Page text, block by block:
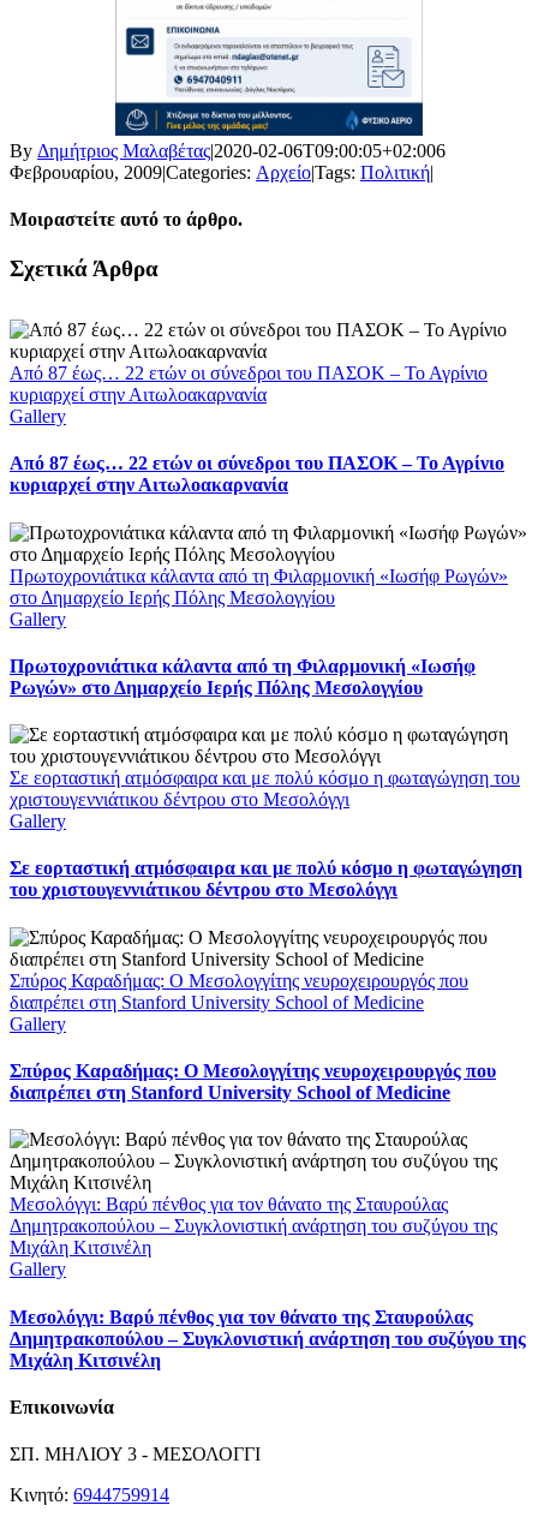
By Δημήτριος Μαλαβέτας|2020-02-06T09:00:05+02:006
Φεβρουαρίου, 2009|Categories: Αρχείο|Tags: Πολιτική|
Μοιραστείτε αυτό το άρθρο.
Facebook
X
LinkedIn
WhatsApp
Email
Σχετικά Άρθρα
Από 87 έως… 22 ετών οι σύνεδροι του ΠΑΣΟΚ – Το Αγρίνιο
κυριαρχεί στην Αιτωλοακαρνανία
Gallery
Από 87 έως… 22 ετών οι σύνεδροι του ΠΑΣΟΚ – Το Αγρίνιο
κυριαρχεί στην Αιτωλοακαρνανία
Πρωτοχρονιάτικα κάλαντα από τη Φιλαρμονική «Ιωσήφ Ρωγών»
στο Δημαρχείο Ιερής Πόλης Μεσολογγίου
Gallery
Πρωτοχρονιάτικα κάλαντα από τη Φιλαρμονική «Ιωσήφ
Ρωγών» στο Δημαρχείο Ιερής Πόλης Μεσολογγίου
Σε εορταστική ατμόσφαιρα και με πολύ κόσμο η φωταγώγηση του
χριστουγεννιάτικου δέντρου στο Μεσολόγγι
Gallery
Σε εορταστική ατμόσφαιρα και με πολύ κόσμο η φωταγώγηση
του χριστουγεννιάτικου δέντρου στο Μεσολόγγι
Σπύρος Καραδήμας: Ο Μεσολογγίτης νευροχειρουργός που
διαπρέπει στη Stanford University School of Medicine
Gallery
Σπύρος Καραδήμας: Ο Μεσολογγίτης νευροχειρουργός που
διαπρέπει στη Stanford University School of Medicine
Μεσολόγγι: Βαρύ πένθος για τον θάνατο της Σταυρούλας
Δημητρακοπούλου – Συγκλονιστική ανάρτηση του συζύγου της
Μιχάλη Κιτσινέλη
Gallery
Μεσολόγγι: Βαρύ πένθος για τον θάνατο της Σταυρούλας
Δημητρακοπούλου – Συγκλονιστική ανάρτηση του συζύγου της
Μιχάλη Κιτσινέλη
Επικοινωνία
ΣΠ. ΜΗΛΙΟΥ 3 - ΜΕΣΟΛΟΓΓΙ
Κινητό: 6944759914